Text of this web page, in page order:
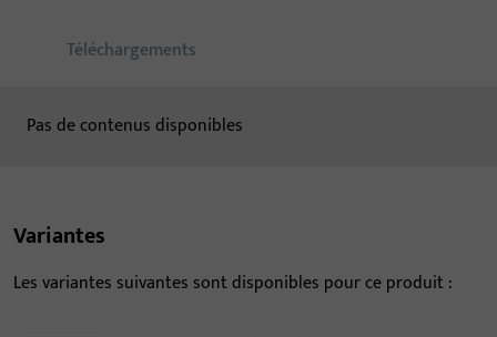
Téléchargements
Pas de contenus disponibles
Variantes
Les variantes suivantes sont disponibles pour ce produit :